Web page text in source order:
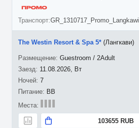
GR_1310717_Promo_Langkawi
11.08.2026, Вт
7
The Westin Resort & Spa 5* (Лангкави)
Guestroom / 2Adult
BB
103655 RUB